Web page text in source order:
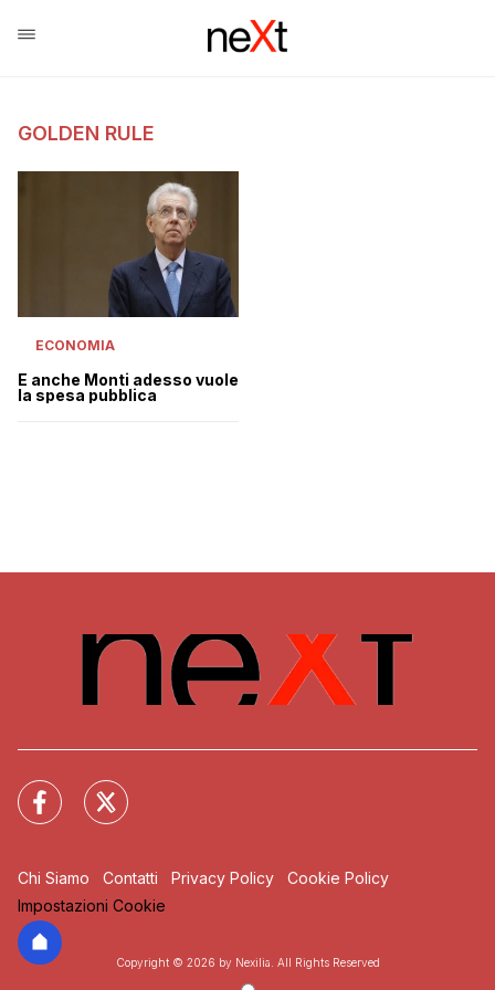
GOLDEN RULE
ECONOMIA
E anche Monti adesso vuole
la spesa pubblica
Chi Siamo Contatti Privacy Policy
Cookie Policy
Impostazioni Cookie
Copyright © 2026 by Nexilia. All Rights Reserved